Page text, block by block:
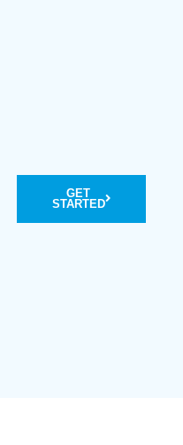
GET
STARTED